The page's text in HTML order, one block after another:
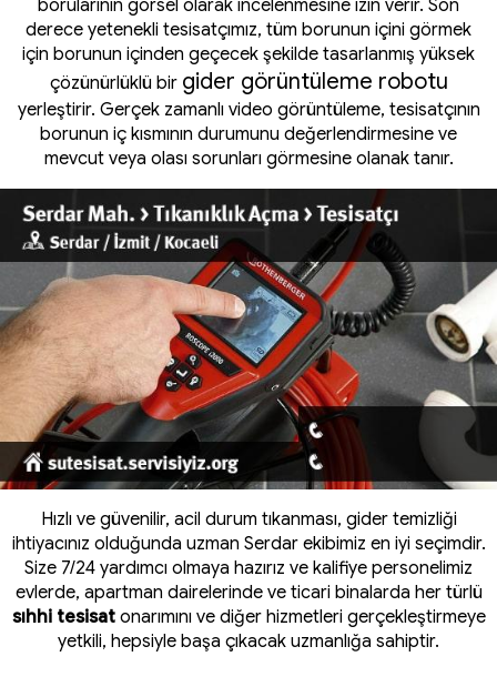
borularının görsel olarak incelenmesine izin verir. Son
derece yetenekli tesisatçımız, tüm borunun içini görmek
için borunun içinden geçecek şekilde tasarlanmış yüksek
çözünürlüklü bir gider görüntüleme robotu
yerleştirir. Gerçek zamanlı video görüntüleme, tesisatçının
borunun iç kısmının durumunu değerlendirmesine ve
mevcut veya olası sorunları görmesine olanak tanır.
Hızlı ve güvenilir, acil durum tıkanması, gider temizliği
ihtiyacınız olduğunda uzman Serdar ekibimiz en iyi seçimdir.
Size 7/24 yardımcı olmaya hazırız ve kalifiye personelimiz
evlerde, apartman dairelerinde ve ticari binalarda her türlü
sıhhi tesisatonarımını ve diğer hizmetleri gerçekleştirmeye
yetkili, hepsiyle başa çıkacak uzmanlığa sahiptir.